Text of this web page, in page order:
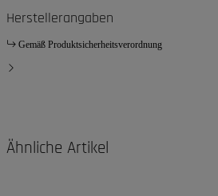
Herstellerangaben
Gemäß Produktsicherheitsverordnung
Ähnliche Artikel